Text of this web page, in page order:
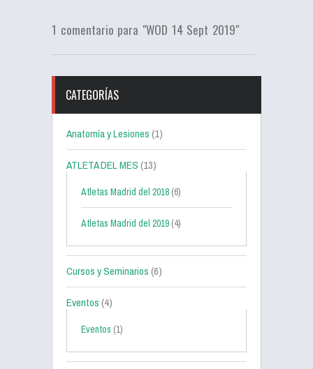
1 comentario para "WOD 14 Sept 2019"
CATEGORÍAS
Anatomía y Lesiones(1)
ATLETA DEL MES(13)
Atletas Madrid del 2018 (6)
Atletas Madrid del 2019 (4)
Cursos y Seminarios(6)
Eventos(4)
Eventos (1)